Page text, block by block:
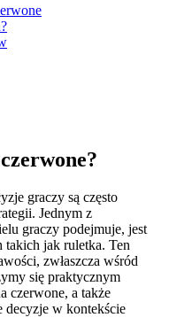
graczy są często
Jednym z
graczy podejmuje, jest
jak ruletka. Ten
zwłaszcza wśród
się praktycznym
czerwone, a także
w kontekście